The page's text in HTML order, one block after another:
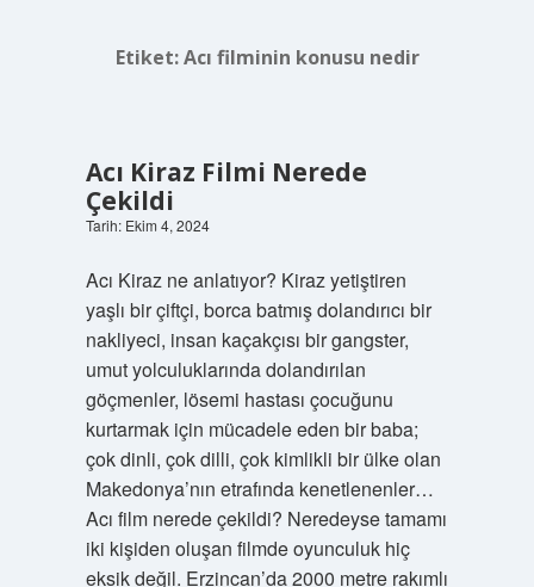
Etiket:Acı filminin konusu nedir
Acı Kiraz Filmi Nerede
Çekildi
Tarih: Ekim 4, 2024
Acı Kiraz ne anlatıyor? Kiraz yetiştiren
yaşlı bir çiftçi, borca ​​batmış dolandırıcı bir
nakliyeci, insan kaçakçısı bir gangster,
umut yolculuklarında dolandırılan
göçmenler, lösemi hastası çocuğunu
kurtarmak için mücadele eden bir baba;
çok dinli, çok dilli, çok kimlikli bir ülke olan
Makedonya’nın etrafında kenetlenenler…
Acı film nerede çekildi? Neredeyse tamamı
iki kişiden oluşan filmde oyunculuk hiç
eksik değil. Erzincan’da 2000 metre rakımlı